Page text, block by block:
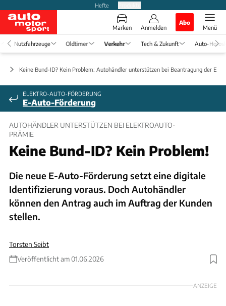
Hefte
Marken Anmelden
Abo
Menü
Nutzfahrzeuge Oldtimer Verkehr Tech & Zukunft Auto-
Keine Bund-ID? Kein Problem: Autohändler unterstützen bei Beantragung der
ELEKTRO-AUTO-FÖRDERUNG
E-Auto-Förderung
AUTOHÄNDLER UNTERSTÜTZEN BEI ELEKTROAUTO-
PRÄMIE
Keine Bund-ID? Kein Problem!
Die neue E-Auto-Förderung setzt eine digitale
Identifizierung voraus. Doch Autohändler
können den Antrag auch im Auftrag der Kunden
stellen.
Torsten Seibt
Veröffentlicht am 01.06.2026
Foto: Hyundai / Patrick Lang
ANZEIGE